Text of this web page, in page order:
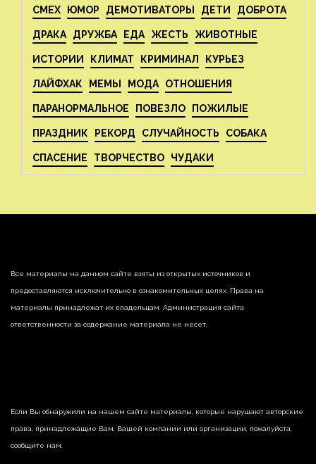
СМЕХ ЮМОР ДЕМОТИВАТОРЫ ДЕТИ ДОБРОТА
ДРАКА ДРУЖБА ЕДА ЖЕСТЬ ЖИВОТНЫЕ
ИСТОРИИ КЛИМАТ КРИМИНАЛ КУРЬЕЗ
ЛАЙФХАК МЕМЫ МОДА ОТНОШЕНИЯ
ПАРАНОРМАЛЬНОЕ ПОВЕЗЛО ПОЖИЛЫЕ
ПРАЗДНИК РЕКОРД СЛУЧАЙНОСТЬ СОБАКА
СПАСЕНИЕ ТВОРЧЕСТВО ЧУДАКИ
Все материалы на данном сайте взяты из открытых источников и
предоставляются исключительно в ознакомительных целях. Права на
материалы принадлежат их владельцам. Администрация сайта
ответственности за содержание материала не несет.
Если Вы обнаружили на нашем сайте материалы, которые нарушают авторские
права, принадлежащие Вам, Вашей компании или организации, пожалуйста,
сообщите нам.